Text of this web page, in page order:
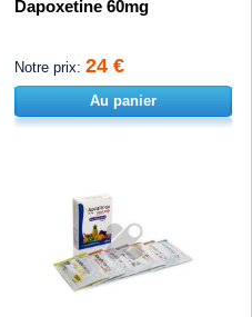
Dapoxetine 60mg
Notre prix: 24 €
Au panier